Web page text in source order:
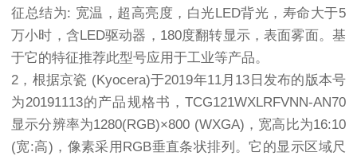
征总结为: 宽温，超高亮度，白光LED背光，寿命大于5
万小时，含LED驱动器，180度翻转显示，表面雾面。基
于它的特征推荐此型号应用于工业等产品。
2，根据京瓷 (Kyocera)于2019年11月13日发布的版本号
为20191113的产品规格书，TCG121WXLRFVNN-AN70
显示分辨率为1280(RGB)×800 (WXGA)，宽高比为16:10
(宽:高)，像素采用RGB垂直条状排列。它的显示区域尺